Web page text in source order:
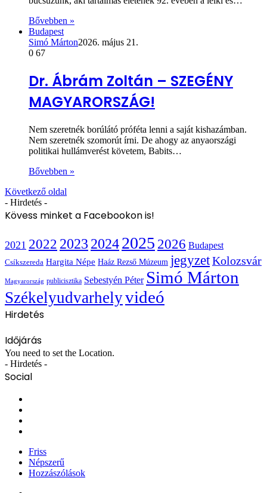
Bővebben »
Budapest
Simó Márton2026. május 21.
0 67
Dr. Ábrám Zoltán – SZEGÉNY
MAGYARORSZÁG!
Nem szeretnék borúlátó próféta lenni a saját kishazámban.
Nem szeretnék szomorút írni. De ahogy az anyaországi
politikai hullámverést követem, Babits…
Bővebben »
Következő oldal
- Hirdetés -
Kövess minket a Facebookon is!
2021 2022 2023 20242025 2026 Budapest
Csíkszereda Hargita Népe Haáz Rezső Múzeum jegyzetKolozsvár
Magyarország publicisztika Sebestyén Péter Simó Márton
Székelyudvarhelyvideó
Hirdetés
Időjárás
You need to set the Location.
- Hirdetés -
Social
Friss
Népszerű
Hozzászólások